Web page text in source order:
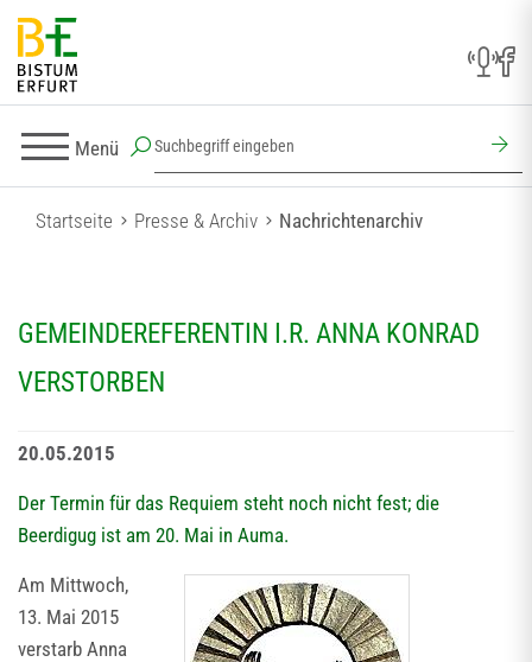
Menü
Startseite Presse & Archiv Nachrichtenarchiv
GEMEINDEREFERENTIN I.R. ANNA KONRAD
VERSTORBEN
20.05.2015
Der Termin für das Requiem steht noch nicht fest; die
Beerdigug ist am 20. Mai in Auma.
Am Mittwoch,
13. Mai 2015
verstarb Anna